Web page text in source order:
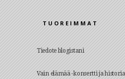
TUOREIMMAT
Tiedote blogistani
Vain elämää -konsertti ja